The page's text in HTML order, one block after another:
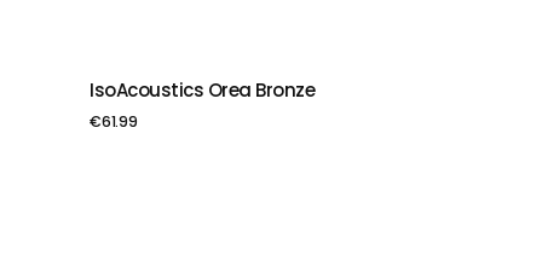
PIEVIENOT GROZAM
IsoAcoustics Orea Bronze
€61.99